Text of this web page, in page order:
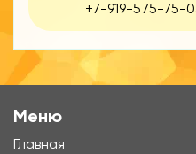
+7-919-575-75-
Меню
Главная